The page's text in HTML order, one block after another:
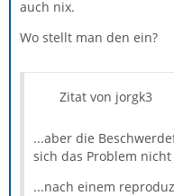
auch nix.
Wo stellt man den ein?
Zitat von jorgk3
...aber die
sich das Problem
...nach einem